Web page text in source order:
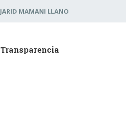
JARID MAMANI LLANO
Transparencia